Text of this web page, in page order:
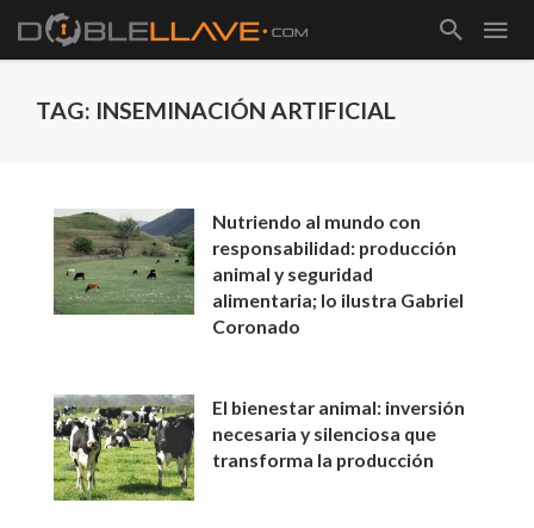
TAG: INSEMINACIÓN ARTIFICIAL
Nutriendo al mundo con
responsabilidad: producción
animal y seguridad
alimentaria; lo ilustra Gabriel
Coronado
El bienestar animal: inversión
necesaria y silenciosa que
transforma la producción